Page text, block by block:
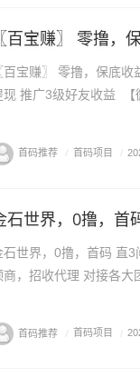
〖百宝赚〗 零撸，
百宝赚〗 零撸，保底
现 ​推广3级好友收益 ​ ​【
首码推荐 / 首码项目 /
石世界，0撸，首
石世界，0撸，首码 直
商，招收代理 对接各
首码推荐 / 首码项目 /